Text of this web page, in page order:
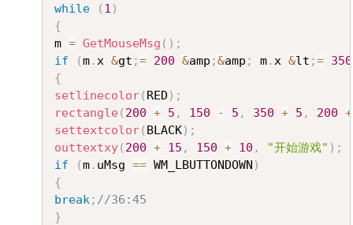
while
( 1 )
{
m = GetMouseMsg ( ) ;
if
(m. x &gt ;= 200 &amp ;&amp ; m. x &lt ;= 350
{
setlinecolor( RED ) ;
rectangle( 200 + 5 , 150 - 5 , 350 + 5 , 200 +
settextcolor( BLACK) ;
outtextxy( 200 + 15 , 150 + 10 , "开始游戏" ) ;
if
(m. uMsg == WM_LBUTTONDOWN )
{
break ; //36:45
}